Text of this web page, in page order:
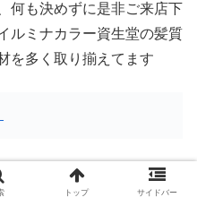
何も決めずに是非ご来店下
ルミナカラー資生堂の髪質
を多く取り揃えてます
スチームトリートメント
トップ サイドバー